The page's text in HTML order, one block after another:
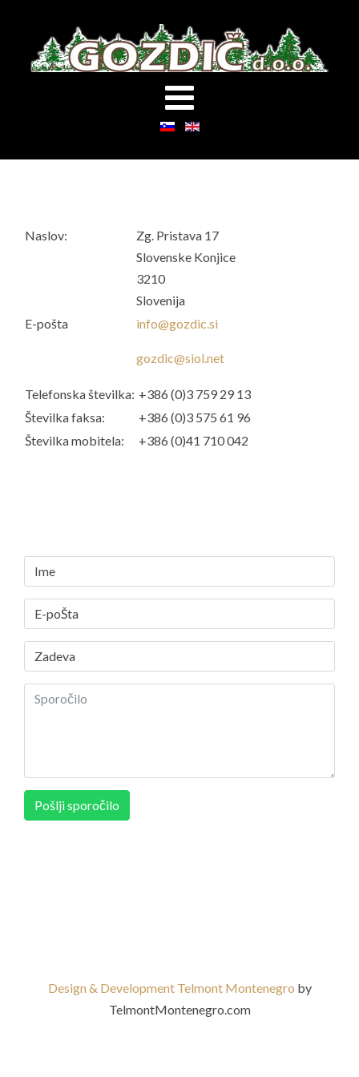
Naslov:
Zg. Pristava 17
Slovenske Konjice
3210
Slovenija
E-pošta
info@gozdic.si
gozdic@siol.net
Telefonska številka: +386 (0)3 759 29 13
Številka faksa:
+386 (0)3 575 61 96
Številka mobitela:
+386 (0)41 710 042
Pošlji sporočilo
Design & Development Telmont Montenegro by
TelmontMontenegro.com